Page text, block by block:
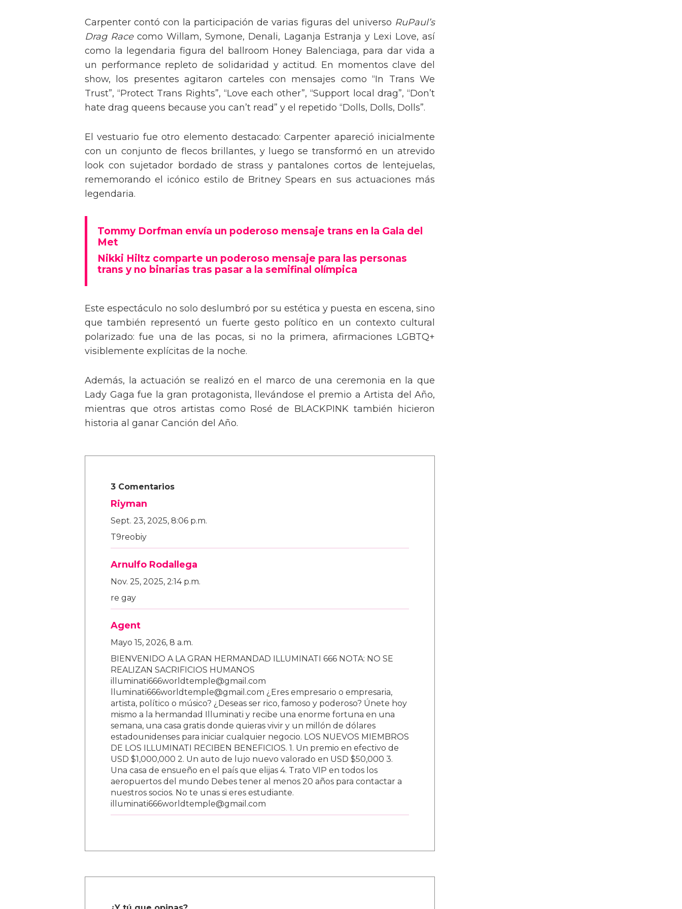
Carpenter contó con la participación de varias figuras del universo RuPaul’s
Drag Racecomo Willam, Symone, Denali, Laganja Estranja y Lexi Love, así
como la legendaria figura del ballroom Honey Balenciaga, para dar vida a
un performance repleto de solidaridad y actitud. En momentos clave del
show, los presentes agitaron carteles con mensajes como “In Trans We
Trust”, “Protect Trans Rights”, “Love each other”, “Support local drag”, “Don’t
hate drag queens because you can’t read” y el repetido “Dolls, Dolls, Dolls”.
El vestuario fue otro elemento destacado: Carpenter apareció inicialmente
con un conjunto de flecos brillantes, y luego se transformó en un atrevido
look con sujetador bordado de strass y pantalones cortos de lentejuelas,
rememorando el icónico estilo de Britney Spears en sus actuaciones más
legendaria.
Tommy Dorfman envía un poderoso mensaje trans en la Gala del
Met
Nikki Hiltz comparte un poderoso mensaje para las personas
trans y no binarias tras pasar a la semifinal olímpica
Este espectáculo no solo deslumbró por su estética y puesta en escena, sino
que también representó un fuerte gesto político en un contexto cultural
polarizado: fue una de las pocas, si no la primera, afirmaciones LGBTQ+
visiblemente explícitas de la noche.
Además, la actuación se realizó en el marco de una ceremonia en la que
Lady Gaga fue la gran protagonista, llevándose el premio a Artista del Año,
mientras que otros artistas como Rosé de BLACKPINK también hicieron
historia al ganar Canción del Año.
3 Comentarios
Riyman
Sept. 23, 2025, 8:06 p.m.
T9reobiy
Arnulfo Rodallega
Nov. 25, 2025, 2:14 p.m.
re gay
Agent
Mayo 15, 2026, 8 a.m.
BIENVENIDO A LA GRAN HERMANDAD ILLUMINATI 666 NOTA: NO SE
REALIZAN SACRIFICIOS HUMANOS
illuminati666worldtemple@gmail.com
lluminati666worldtemple@gmail.com ¿Eres empresario o empresaria,
artista, político o músico? ¿Deseas ser rico, famoso y poderoso? Únete hoy
mismo a la hermandad Illuminati y recibe una enorme fortuna en una
semana, una casa gratis donde quieras vivir y un millón de dólares
estadounidenses para iniciar cualquier negocio. LOS NUEVOS MIEMBROS
DE LOS ILLUMINATI RECIBEN BENEFICIOS. 1. Un premio en efectivo de
USD $1,000,000 2. Un auto de lujo nuevo valorado en USD $50,000 3.
Una casa de ensueño en el país que elijas 4. Trato VIP en todos los
aeropuertos del mundo Debes tener al menos 20 años para contactar a
nuestros socios. No te unas si eres estudiante.
illuminati666worldtemple@gmail.com